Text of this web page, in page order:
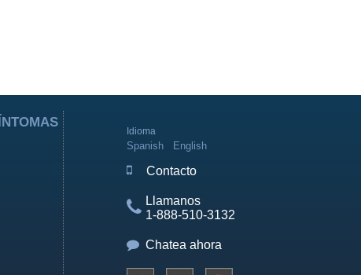
Idioma
Spanish English
Contacto
Llamanos
1-888-510-3132
Chatea ahora